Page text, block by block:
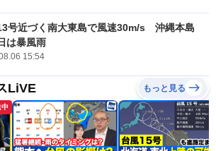
号近づく南大東島で風速30m/s 沖縄本島
は暴風雨
15:54
LiVE もっと見る